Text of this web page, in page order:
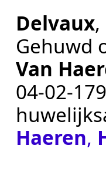
Delvaux,
Gehuwd
Van
Haeren,